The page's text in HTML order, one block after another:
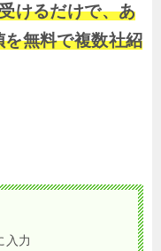
けるだけで、あ
無料で複数社紹
入力